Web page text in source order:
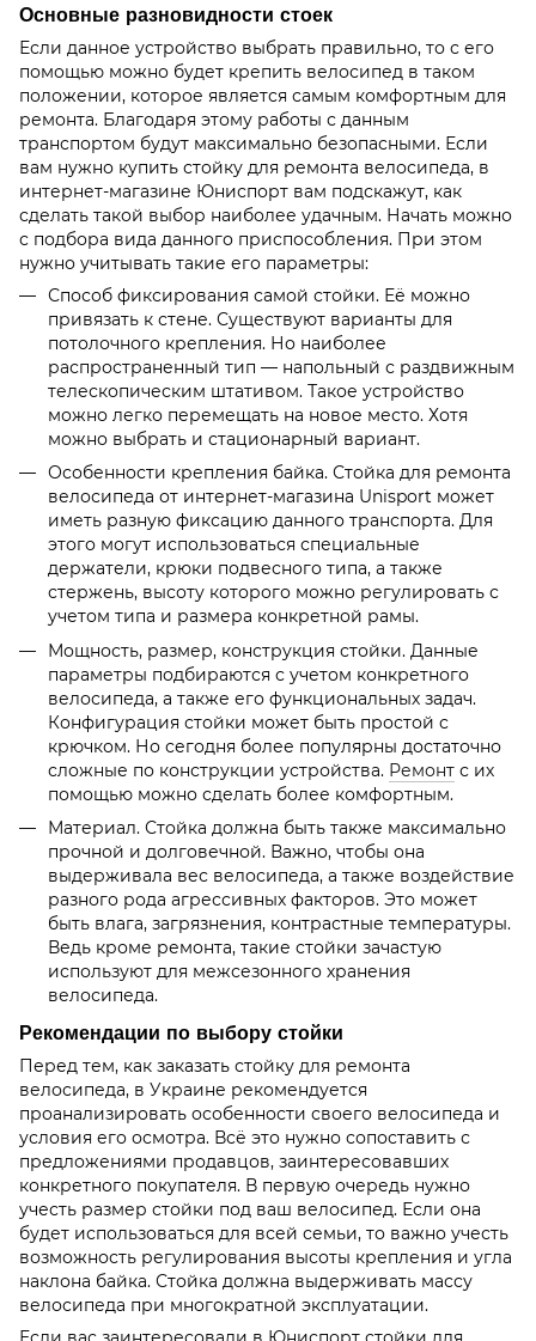
Основные разновидности стоек
Если данное устройство выбрать правильно, то с его
помощью можно будет крепить велосипед в таком
положении, которое является самым комфортным для
ремонта. Благодаря этому работы с данным
транспортом будут максимально безопасными. Если
вам нужно купить стойку для ремонта велосипеда, в
интернет-магазине Юниспорт вам подскажут, как
сделать такой выбор наиболее удачным. Начать можно
с подбора вида данного приспособления. При этом
нужно учитывать такие его параметры:
Способ фиксирования самой стойки. Её можно
привязать к стене. Существуют варианты для
потолочного крепления. Но наиболее
распространенный тип — напольный с раздвижным
телескопическим штативом. Такое устройство
можно легко перемещать на новое место. Хотя
можно выбрать и стационарный вариант.
Особенности крепления байка. Стойка для ремонта
велосипеда от интернет-магазина Unisport может
иметь разную фиксацию данного транспорта. Для
этого могут использоваться специальные
держатели, крюки подвесного типа, а также
стержень, высоту которого можно регулировать с
учетом типа и размера конкретной рамы.
Мощность, размер, конструкция стойки. Данные
параметры подбираются с учетом конкретного
велосипеда, а также его функциональных задач.
Конфигурация стойки может быть простой с
крючком. Но сегодня более популярны достаточно
сложные по конструкции устройства. Ремонт с их
помощью можно сделать более комфортным.
Материал. Стойка должна быть также максимально
прочной и долговечной. Важно, чтобы она
выдерживала вес велосипеда, а также воздействие
разного рода агрессивных факторов. Это может
быть влага, загрязнения, контрастные температуры.
Ведь кроме ремонта, такие стойки зачастую
используют для межсезонного хранения
велосипеда.
Рекомендации по выбору стойки
Перед тем, как заказать стойку для ремонта
велосипеда, в Украине рекомендуется
проанализировать особенности своего велосипеда и
условия его осмотра. Всё это нужно сопоставить с
предложениями продавцов, заинтересовавших
конкретного покупателя. В первую очередь нужно
учесть размер стойки под ваш велосипед. Если она
будет использоваться для всей семьи, то важно учесть
возможность регулирования высоты крепления и угла
наклона байка. Стойка должна выдерживать массу
велосипеда при многократной эксплуатации.